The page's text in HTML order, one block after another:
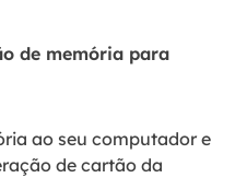
de memória para
ao seu computador e
de cartão da